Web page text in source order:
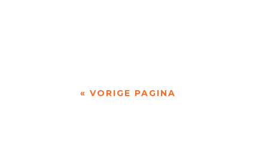
« VORIGE PAGINA